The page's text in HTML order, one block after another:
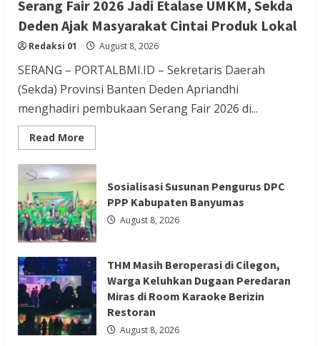
THM Masih Beroperasi di Cilegon, Warga
Keluhkan Dugaan Peredaran Miras di
Room Karaoke Berizin Restoran
Redaksi 01 August 8, 2026
Berita Ekonomi dan Bisnis
Berita Trending
GIIAS Education Day Menjadi Sarana
Belajar Interaktif bagi Pelajar SMK
Sederajat hingga Perguruan Tinggi
Redaksi 01 August 8, 2026
Serang Fair 2026 Jadi Etalase UMKM, Sekda
Deden Ajak Masyarakat Cintai Produk Lokal
Redaksi 01 August 8, 2026
SERANG – PORTALBMI.ID – Sekretaris Daerah
(Sekda) Provinsi Banten Deden Apriandhi
menghadiri pembukaan Serang Fair 2026 di...
Read More
more
Serang
Fair
2026
Jadi
Etalase
UMKM,
Sekda
Deden
Ajak
Masyarakat
Cintai
Produk
Lokal
Sosialisasi Susunan Pengurus DPC
PPP Kabupaten Banyumas
August 8, 2026
THM Masih Beroperasi di Cilegon,
Warga Keluhkan Dugaan Peredaran
Miras di Room Karaoke Berizin
Restoran
August 8, 2026